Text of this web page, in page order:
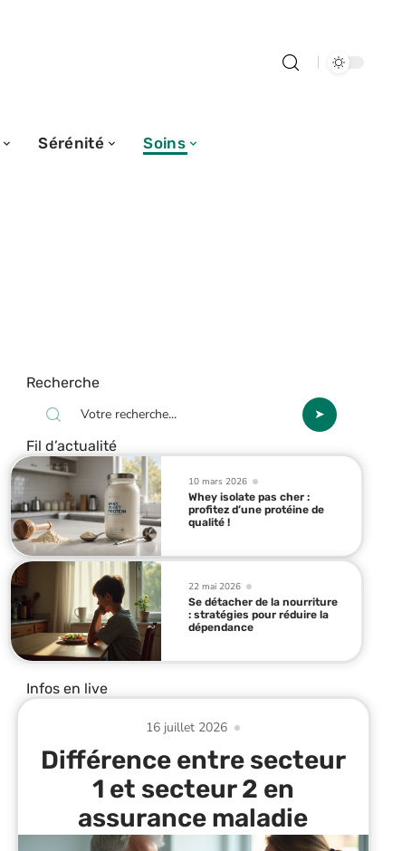
Sérénité Soins
Recherche
Fil d’actualité
10 mars 2026
Whey isolate pas cher :
profitez d’une protéine de
qualité !
22 mai 2026
Se détacher de la nourriture
: stratégies pour réduire la
dépendance
Infos en live
16 juillet 2026
Différence entre secteur
1 et secteur 2 en
assurance maladie